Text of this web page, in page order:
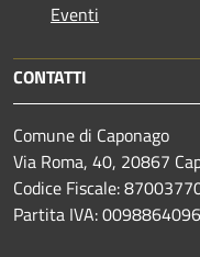
Eventi
CONTATTI
Comune di Caponago
Via Roma, 40, 20867
Codice Fiscale:
Partita IVA: